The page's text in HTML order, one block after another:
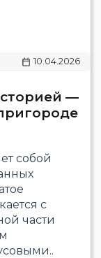
10.04.2026
—
собой
с
части